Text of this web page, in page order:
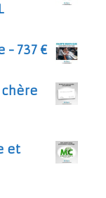
- 737 €
et